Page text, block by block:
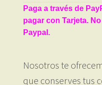
Paga a través de
pagar con Tarjeta.
Paypal.
Nosotros te
que conserves tus